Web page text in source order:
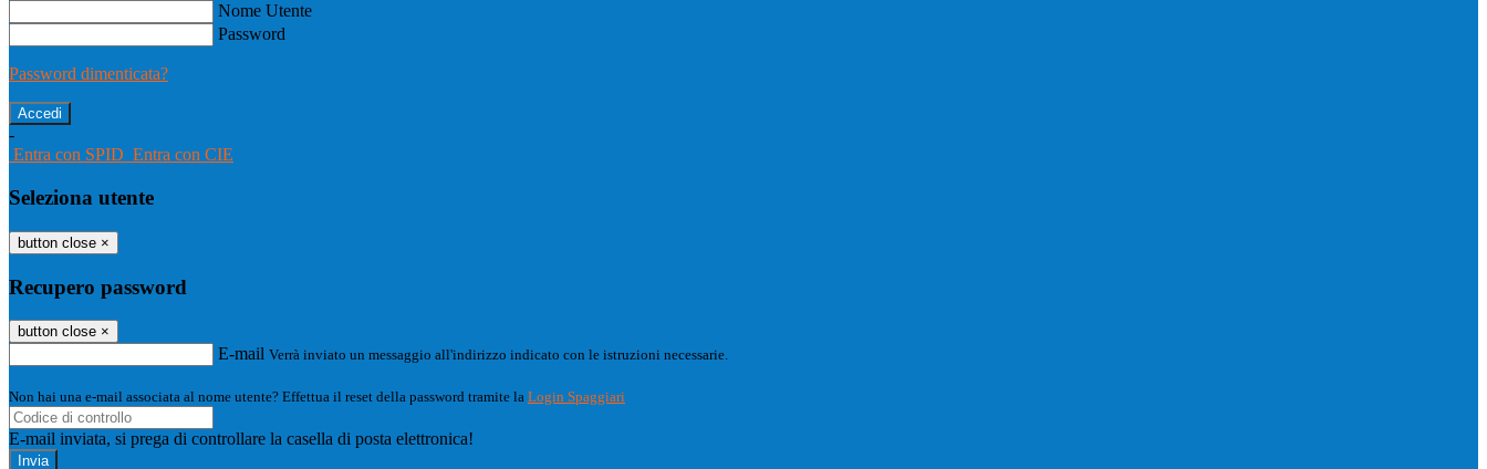
Nome Utente
Password
Password dimenticata?
-
Entra con SPID Entra con CIE
Seleziona utente
button close ×
Recupero password
button close ×
E-mail Verrà inviato un messaggio all'indirizzo indicato con le istruzioni necessarie.
Non hai una e-mail associata al nome utente? Effettua il reset della password tramite la Login Spaggiari
E-mail inviata, si prega di controllare la casella di posta elettronica!